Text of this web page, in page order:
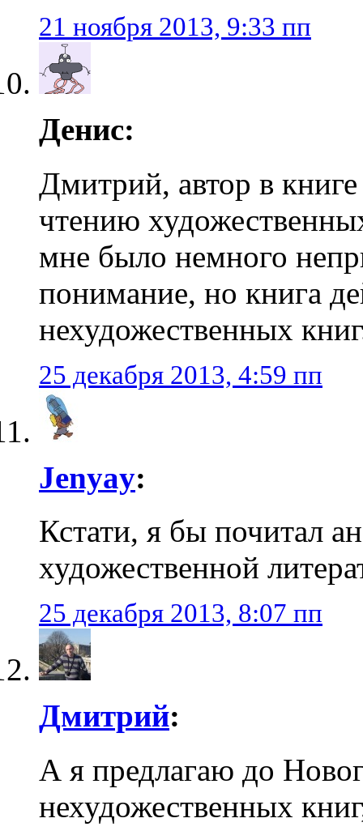
21 ноября 2013, 9:33 пп
Денис:
Дмитрий, автор в
чтению
мне было немного
понимание, но книга
нехудожественных
25 декабря 2013, 4:59 пп
Jenyay:
Кстати, я бы почитал
художественной
25 декабря 2013, 8:07 пп
Дмитрий:
А я предлагаю до
нехудожественных